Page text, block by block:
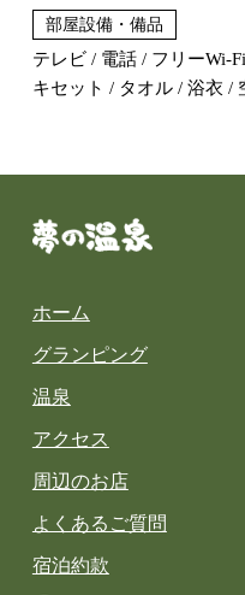
部屋設備・備品
テレビ / 電話 / フリーWi-
キセット / タオル / 浴衣 /
ホーム
グランピング
温泉
アクセス
周辺のお店
よくあるご質問
宿泊約款